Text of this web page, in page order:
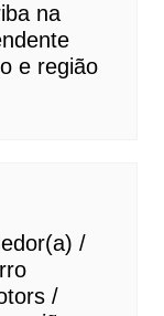
na
e região
/
/